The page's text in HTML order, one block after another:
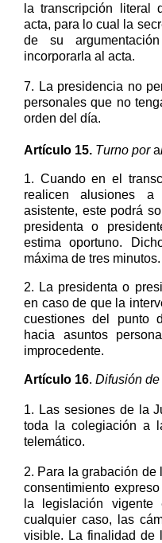
la transcripción literal
acta, para lo cual la
de su
incorporarla al acta.
7. La presidencia no
personales que no
orden del día.
Artículo 15. Turno pora
1. Cuando en el
realicen alusiones a
asistente, este podrá
presidenta o
estima oportuno.
máxima de tres minutos.
2. La presidenta o
en caso de que la
cuestiones del punto
hacia asuntos
improcedente.
Artículo 16. Difusión
1. Las sesiones de la
toda la colegiación a
telemático.
2. Para la grabación
consentimiento
la legislación
cualquier caso, las
visible. La finalidad de